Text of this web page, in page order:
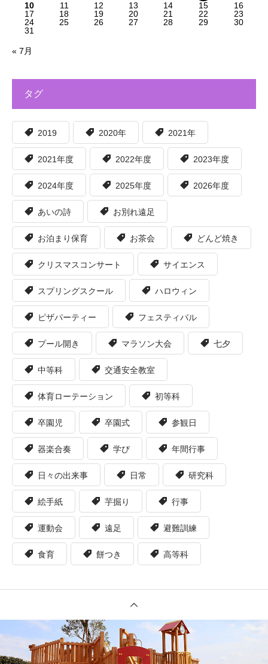
10
11 12 13 14 15
16
17
18 19 20 21 22
23
24
25 26 27 28 29
30
31
« 7月
タグ
2019 2020年 2021年
2021年度 2022年度 2023年度
2024年度 2025年度 2026年度
あいの詩 お別れ遠足
お泊まり保育 お茶会 どんど焼き
クリスマスコンサート サイエンス
スプリングスクール ハロウィン
ピザパーティー フェスティバル
プール開き マラソン大会 七夕
中等科 交通安全教室
体育ローテーション 初等科
卒園児 卒園式 参観日
器楽合奏 学び 年間行事
日々の出来事 日常 研究科
絵手紙 芋掘り 行事
運動会 遠足 避難訓練
食育 餅つき 高等科